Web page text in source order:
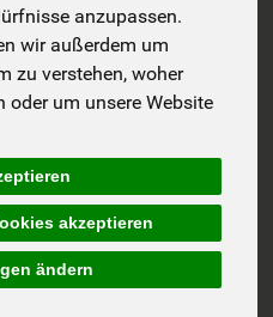
anzupassen.
wir außerdem um
zu verstehen, woher
oder um unsere Website
akzeptieren
ändern